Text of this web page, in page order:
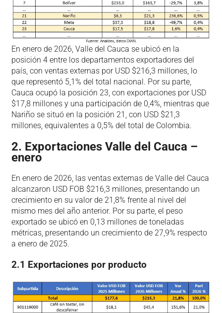
En enero de 2026, Valle del Cauca se ubicó en la
posición 4 entre los departamentos exportadores del
país, con ventas externas por USD $216,3 millones, lo
que representó 5,1% del total nacional. Por su parte,
Cauca ocupó la posición 23, con exportaciones por USD
$17,8 millones y una participación de 0,4%, mientras que
Nariño se situó en la posición 21, con USD $21,3
millones, equivalentes a 0,5% del total de Colombia.
2. Exportaciones Valle del Cauca –
enero
En enero de 2026, las ventas externas de Valle del Cauca
alcanzaron USD FOB $216,3 millones, presentando un
crecimiento en su valor de 21,8% frente al nivel del
mismo mes del año anterior. Por su parte, el peso
exportado se ubicó en 0,13 millones de toneladas
métricas, presentando un crecimiento de 27,9% respecto
a enero de 2025.
2.1 Exportaciones por producto